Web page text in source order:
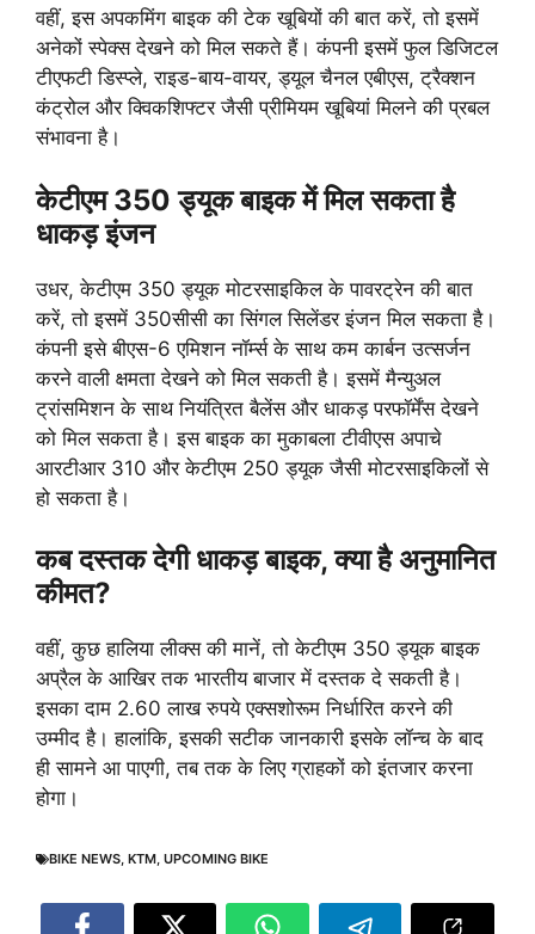
वहीं, इस अपकमिंग बाइक की टेक खूबियों की बात करें, तो इसमें
अनेकों स्पेक्स देखने को मिल सकते हैं। कंपनी इसमें फुल डिजिटल
टीएफटी डिस्प्ले, राइड-बाय-वायर, ड्यूल चैनल एबीएस, ट्रैक्शन
कंट्रोल और क्विकशिफ्टर जैसी प्रीमियम खूबियां मिलने की प्रबल
संभावना है।
केटीएम 350 ड्यूक बाइक में मिल सकता है
धाकड़ इंजन
उधर, केटीएम 350 ड्यूक मोटरसाइकिल के पावरट्रेन की बात
करें, तो इसमें 350सीसी का सिंगल सिलेंडर इंजन मिल सकता है।
कंपनी इसे बीएस-6 एमिशन नॉर्म्स के साथ कम कार्बन उत्सर्जन
करने वाली क्षमता देखने को मिल सकती है। इसमें मैन्युअल
ट्रांसमिशन के साथ नियंत्रित बैलेंस और धाकड़ परफॉर्मेंस देखने
को मिल सकता है। इस बाइक का मुकाबला टीवीएस अपाचे
आरटीआर 310 और केटीएम 250 ड्यूक जैसी मोटरसाइकिलों से
हो सकता है।
कब दस्तक देगी धाकड़ बाइक, क्या है अनुमानित
कीमत?
वहीं, कुछ हालिया लीक्स की मानें, तो केटीएम 350 ड्यूक बाइक
अप्रैल के आखिर तक भारतीय बाजार में दस्तक दे सकती है।
इसका दाम 2.60 लाख रुपये एक्सशोरूम निर्धारित करने की
उम्मीद है। हालांकि, इसकी सटीक जानकारी इसके लॉन्च के बाद
ही सामने आ पाएगी, तब तक के लिए ग्राहकों को इंतजार करना
होगा।
BIKE NEWS, KTM, UPCOMING BIKE